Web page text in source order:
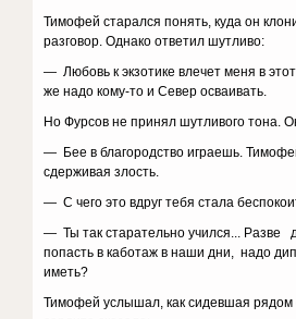
Тимофей старался понять, куда он
разговор. Однако ответил шутливо:
— Любовь к экзотике влечет меня в
же надо кому-то и Север осваивать.
Но Фурсов не принял шутливого тона.
— Бее в благородство играешь.
сдерживая злость.
— С чего это вдруг тебя стала
— Ты так старательно учился... Разве
попасть в каботаж в наши дни, надо
иметь?
Тимофей услышал, как сидевшая